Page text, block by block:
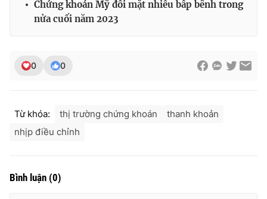
thuận bằng văn bản. Ghi rõ nguồn VTV.vn khi phát hành lại
thông tin từ website này.
Chứng khoán Mỹ đối mặt nhiều bấp bênh trong
nửa cuối năm 2023
0 0
Từ khóa: thị trường chứng khoán
thanh khoản
nhịp điều chỉnh
Bình luận (0)